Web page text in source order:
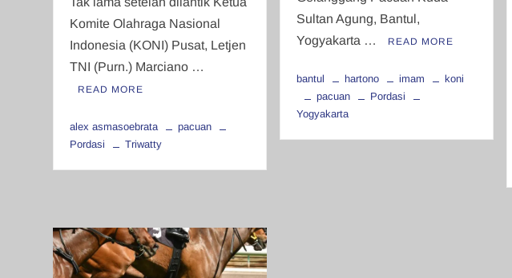
Komite Olahraga Nasional
Indonesia (KONI) Pusat, Letjen
TNI (Purn.) Marciano …
READ MORE
alex asmasoebrata
pacuan
Pordasi
Triwatty
Sultan Agung, Bantul,
Yogyakarta …
READ MORE
bantul hartono imam
koni
pacuan
Pordasi
Yogyakarta